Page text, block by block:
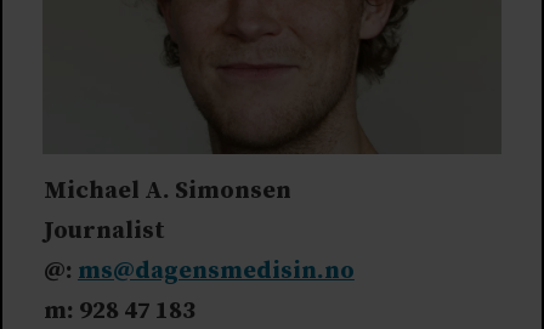
Michael A. Simonsen
Journalist
@: ms@dagensmedisin.no
m: 928 47 183